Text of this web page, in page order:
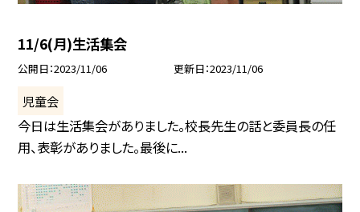
11/6(月)生活集会
公開日 2023/11/06 更新日 2023/11/06
児童会
今日は生活集会がありました。校長先生の話と委員長の任
用、表彰がありました。最後に...